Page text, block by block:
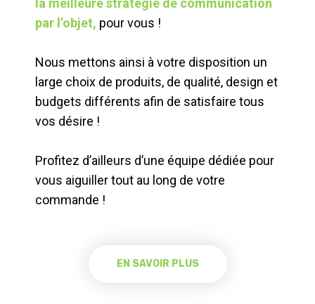
la meilleure stratégie de communication
par l’objet, pour vous !
Nous mettons ainsi à votre disposition un
large choix de produits, de qualité, design et
budgets différents afin de satisfaire tous
vos désire !
Profitez d’ailleurs d’une équipe dédiée pour
vous aiguiller tout au long de votre
commande !
EN SAVOIR PLUS